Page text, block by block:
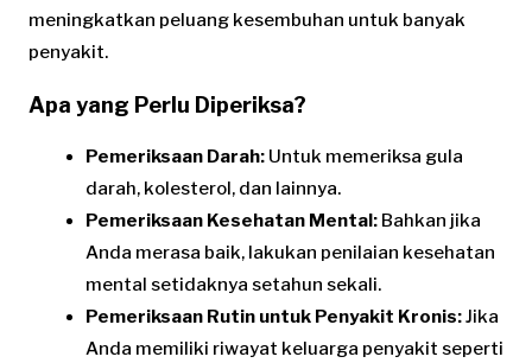
meningkatkan peluang kesembuhan untuk banyak
penyakit.
Apa yang Perlu Diperiksa?
Pemeriksaan Darah: Untuk memeriksa gula
darah, kolesterol, dan lainnya.
Pemeriksaan Kesehatan Mental: Bahkan jika
Anda merasa baik, lakukan penilaian kesehatan
mental setidaknya setahun sekali.
Pemeriksaan Rutin untuk Penyakit Kronis:Jika
Anda memiliki riwayat keluarga penyakit seperti